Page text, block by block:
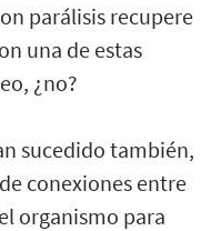
parálisis recupere
una de estas
¿no?
sucedido también,
conexiones entre
organismo para